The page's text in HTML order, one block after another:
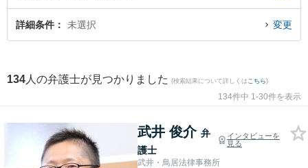
借金・債務整理のトラブルを今すぐに弁護士に相談したい』『借金・債務整理
のトラブル解決の実績豊富な近くの弁護士を検索したい』『初回相談無料で借
詳細条件 未選択 変更
134 人の弁護士が見つかりました (検索結果について詳しくは こちら)
134件中 1-30件を表示
武井 俊介 弁
護士
インタビューを
見る
武井・鳥居法律事務所